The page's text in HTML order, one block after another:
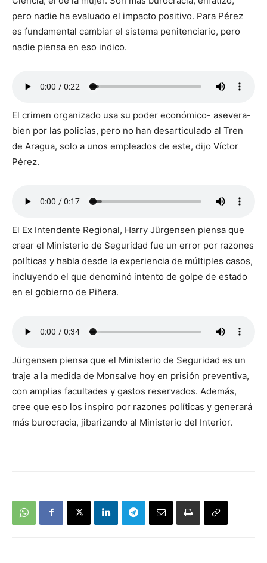
pero nadie ha evaluado el impacto positivo. Para Pérez
es fundamental cambiar el sistema penitenciario, pero
nadie piensa en eso indico.
El crimen organizado usa su poder económico- asevera-
bien por las policías, pero no han desarticulado al Tren
de Aragua, solo a unos empleados de este, dijo Víctor
Pérez.
El Ex Intendente Regional, Harry Jürgensen piensa que
crear el Ministerio de Seguridad fue un error por razones
políticas y habla desde la experiencia de múltiples casos,
incluyendo el que denominó intento de golpe de estado
en el gobierno de Piñera.
Jürgensen piensa que el Ministerio de Seguridad es un
traje a la medida de Monsalve hoy en prisión preventiva,
con amplias facultades y gastos reservados. Además,
cree que eso los inspiro por razones políticas y generará
más burocracia, jibarizando al Ministerio del Interior.